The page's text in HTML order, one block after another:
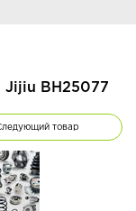
Jijiu BH25077
товар